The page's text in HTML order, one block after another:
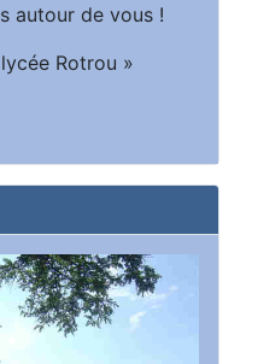
autour de vous !
Rotrou »